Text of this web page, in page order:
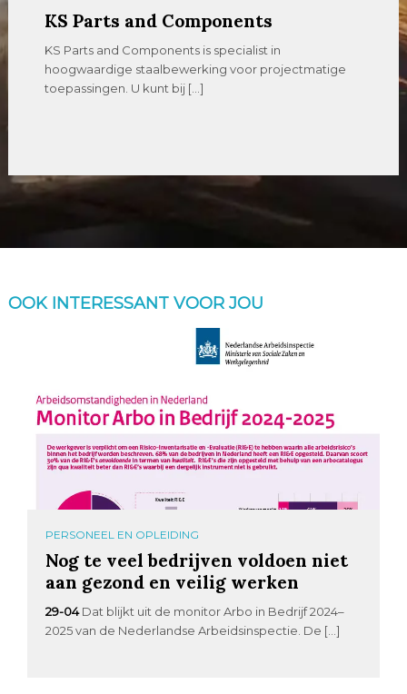
KS Parts and Components
KS Parts and Components is specialist in
hoogwaardige staalbewerking voor projectmatige
toepassingen. U kunt bij […]
OOK INTERESSANT VOOR JOU
PERSONEEL EN OPLEIDING
Nog te veel bedrijven voldoen niet
aan gezond en veilig werken
29-04 Dat blijkt uit de monitor Arbo in Bedrijf 2024–
2025 van de Nederlandse Arbeidsinspectie. De […]